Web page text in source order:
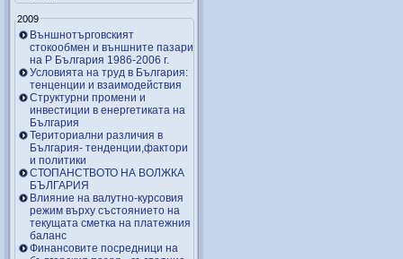
2009
Външнотърговският
стокообмен и външните пазари
на Р България 1986-2006 г.
Условията на труд в България:
тенценции и взаимодействия
Структурни промени и
инвестиции в енергетиката на
България
Териториални различия в
България- тенденции,фактори
и политики
СТОПАНСТВОТО НА ВОЛЖКА
БЪЛГАРИЯ
Влияние на валутно-курсовия
режим върху състоянието на
текущата сметка на платежния
баланс
Финансовите посредници на